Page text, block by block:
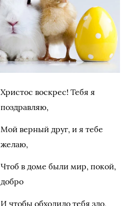
Христос воскрес! Тебя я
поздравляю,
Мой верный друг, и я тебе
желаю,
Чтоб в доме были мир, покой,
добро
И чтобы обходило тебя зло,